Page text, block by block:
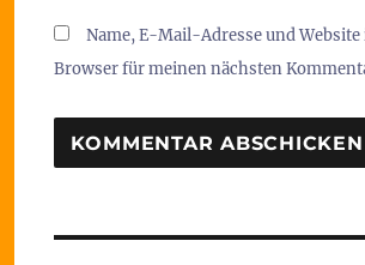
Name, E-Mail-Adresse und Website
Browser für meinen nächsten